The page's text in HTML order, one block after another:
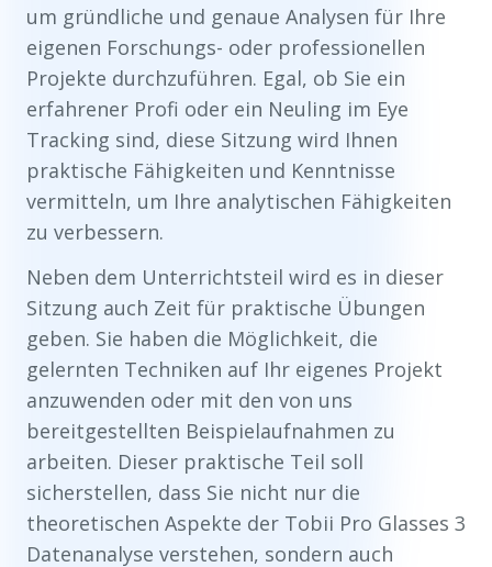
um gründliche und genaue Analysen für Ihre
eigenen Forschungs- oder professionellen
Projekte durchzuführen. Egal, ob Sie ein
erfahrener Profi oder ein Neuling im Eye
Tracking sind, diese Sitzung wird Ihnen
praktische Fähigkeiten und Kenntnisse
vermitteln, um Ihre analytischen Fähigkeiten
zu verbessern.
Neben dem Unterrichtsteil wird es in dieser
Sitzung auch Zeit für praktische Übungen
geben. Sie haben die Möglichkeit, die
gelernten Techniken auf Ihr eigenes Projekt
anzuwenden oder mit den von uns
bereitgestellten Beispielaufnahmen zu
arbeiten. Dieser praktische Teil soll
sicherstellen, dass Sie nicht nur die
theoretischen Aspekte der Tobii Pro Glasses 3
Datenanalyse verstehen, sondern auch